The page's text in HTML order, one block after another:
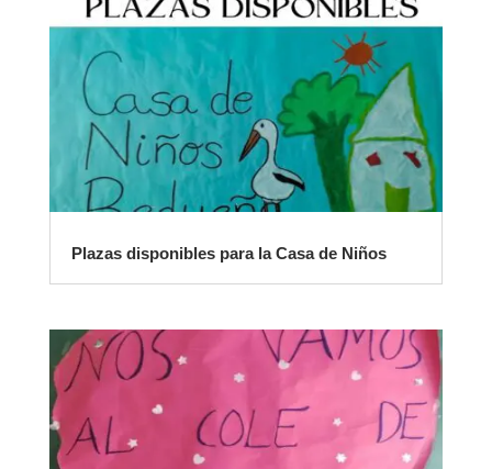
Plazas disponibles para la Casa de Niños